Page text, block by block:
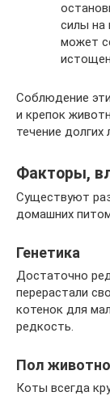
силы на
может
Соблюдение
и крепок
течение долгих
Факторы,
Существуют
домашних
Генетика
Достаточно
перерастали
котенок для
редкость.
Пол
Коты всегда